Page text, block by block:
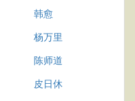
韩愈
杨万里
陈师道
皮日休